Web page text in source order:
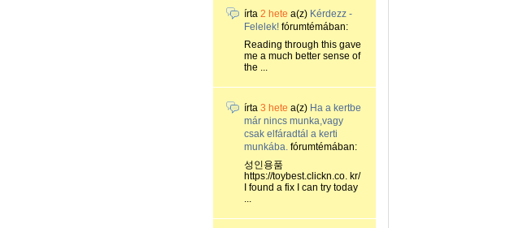
írta 2 hete a(z) Kérdezz -
Felelek! fórumtémában:
Reading through this gave
me a much better sense of
the ...
írta 3 hete a(z) Ha a kertbe
már nincs munka,vagy
csak elfáradtál a kerti
munkába. fórumtémában:
성인용품
https://toybest.clickn.co. kr/
I found a fix I can try today
...